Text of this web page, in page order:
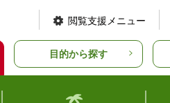
閲覧支援メニュー
目的から探す